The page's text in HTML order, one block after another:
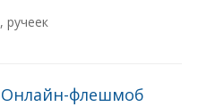
, ручеек
Онлайн-флешмоб